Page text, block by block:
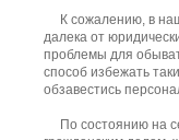
К сожалению, в
далека от
проблемы для
способ избежать
обзавестись
По состоянию на